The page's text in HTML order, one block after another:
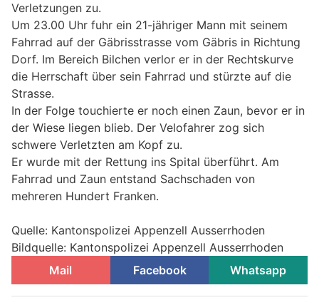
Verletzungen zu.
Um 23.00 Uhr fuhr ein 21-jähriger Mann mit seinem
Fahrrad auf der Gäbrisstrasse vom Gäbris in Richtung
Dorf. Im Bereich Bilchen verlor er in der Rechtskurve
die Herrschaft über sein Fahrrad und stürzte auf die
Strasse.
In der Folge touchierte er noch einen Zaun, bevor er in
der Wiese liegen blieb. Der Velofahrer zog sich
schwere Verletzten am Kopf zu.
Er wurde mit der Rettung ins Spital überführt. Am
Fahrrad und Zaun entstand Sachschaden von
mehreren Hundert Franken.
Quelle: Kantonspolizei Appenzell Ausserrhoden
Bildquelle: Kantonspolizei Appenzell Ausserrhoden
Mail
Facebook Whatsapp